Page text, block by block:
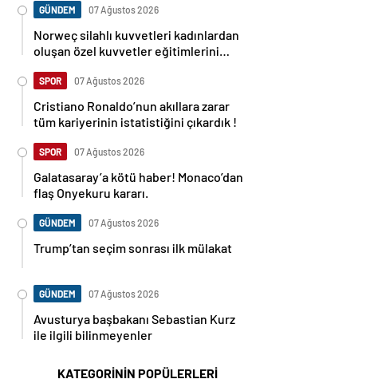
GÜNDEM 07 Ağustos 2026
Norweç silahlı kuvvetleri kadınlardan
oluşan özel kuvvetler eğitimlerini
SPOR 07 Ağustos 2026
Cristiano Ronaldo’nun akıllara zarar
tüm kariyerinin istatistiğini çıkardık !
SPOR 07 Ağustos 2026
Galatasaray’a kötü haber! Monaco’dan
flaş Onyekuru kararı.
GÜNDEM 07 Ağustos 2026
Trump’tan seçim sonrası ilk mülakat
GÜNDEM 07 Ağustos 2026
Avusturya başbakanı Sebastian Kurz
ile ilgili bilinmeyenler
KATEGORİNİN POPÜLERLERİ